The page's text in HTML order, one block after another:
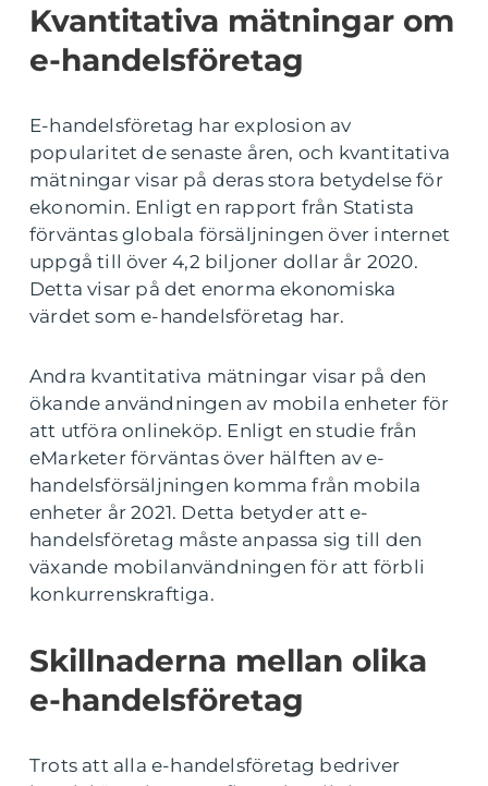
Kvantitativa mätningar om
e-handelsföretag
E-handelsföretag har explosion av
popularitet de senaste åren, och kvantitativa
mätningar visar på deras stora betydelse för
ekonomin. Enligt en rapport från Statista
förväntas globala försäljningen över internet
uppgå till över 4,2 biljoner dollar år 2020.
Detta visar på det enorma ekonomiska
värdet som e-handelsföretag har.
Andra kvantitativa mätningar visar på den
ökande användningen av mobila enheter för
att utföra onlineköp. Enligt en studie från
eMarketer förväntas över hälften av e-
handelsförsäljningen komma från mobila
enheter år 2021. Detta betyder att e-
handelsföretag måste anpassa sig till den
växande mobilanvändningen för att förbli
konkurrenskraftiga.
Skillnaderna mellan olika
e-handelsföretag
Trots att alla e-handelsföretag bedriver